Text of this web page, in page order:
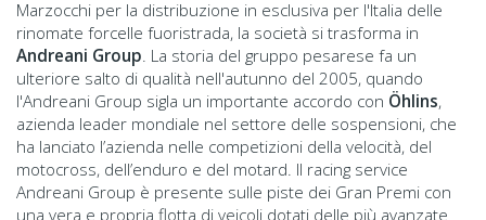
Marzocchi per la distribuzione in esclusiva per l'Italia delle
rinomate forcelle fuoristrada, la società si trasforma in
Andreani Group. La storia del gruppo pesarese fa un
ulteriore salto di qualità nell'autunno del 2005, quando
l'Andreani Group sigla un importante accordo con Öhlins,
azienda leader mondiale nel settore delle sospensioni, che
ha lanciato l’azienda nelle competizioni della velocità, del
motocross, dell’enduro e del motard. Il racing service
Andreani Group è presente sulle piste dei Gran Premi con
una vera e propria flotta di veicoli dotati delle più avanzate